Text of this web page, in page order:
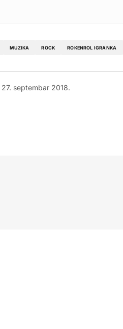
MUZIKA ROCK ROKENROL IGRANKA
27. septembar 2018.